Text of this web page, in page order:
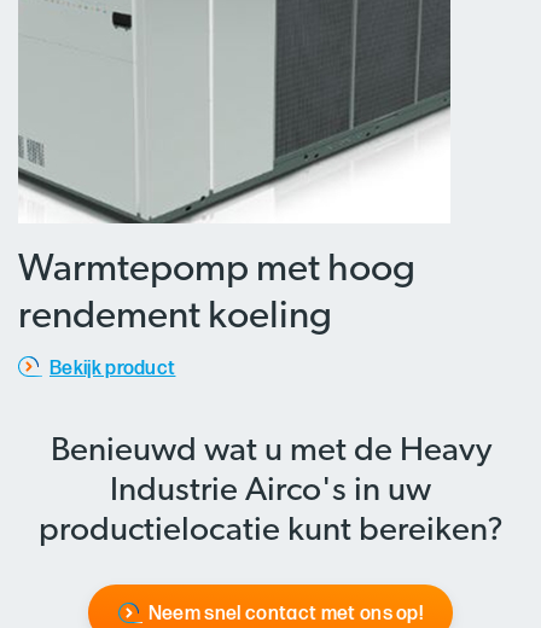
Warmtepomp met hoog
rendement koeling
Bekijk product
Benieuwd wat u met de Heavy
Industrie Airco's in uw
productielocatie kunt bereiken?
Neem snel contact met ons op!